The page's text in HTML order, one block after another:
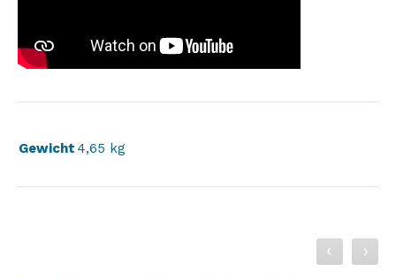
Gewicht 4,65 kg